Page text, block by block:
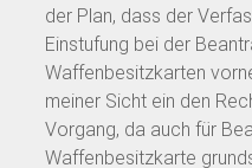
der Plan, dass der
Einstufung bei der
Waffenbesitzkarten
meiner Sicht ein den
Vorgang, da auch für
Waffenbesitzkarte